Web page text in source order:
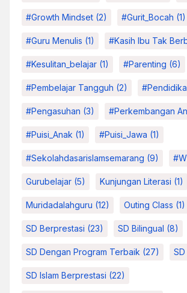
#growth Mindset (2) #Gurit_Bocah (1)
#Guru Menulis (1) #kasih Ibu Tak
#kesulitan_belajar (1) #parenting (6)
#pembelajar Tangguh (2)
#pengasuhan (3) #Perkembangan
#Puisi_Anak (1) #Puisi_Jawa (1)
#sekolahdasarislamsemarang (9)
Gurubelajar (5) Kunjungan Literasi (1)
Muridadalahguru (12) Outing Class (1)
SD Berprestasi (23) SD Bilingual (8)
SD Dengan Program Terbaik (27) SD
SD Islam Berprestasi (22)